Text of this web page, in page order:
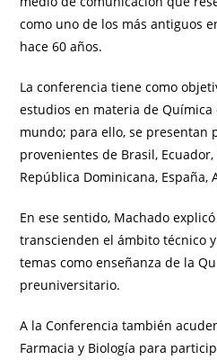
como uno de los más antiguos
hace 60 años.
La conferencia tiene como
estudios en materia de
mundo; para ello, se presentan
provenientes de Brasil,
República Dominicana, España,
En ese sentido, Machado
transcienden el ámbito técnico
temas como enseñanza de la
preuniversitario.
A la Conferencia también
Farmacia y Biología para